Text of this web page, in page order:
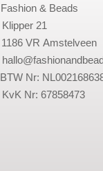
Fashion & Beads
Klipper 21
1186 VR Amstelveen
BTW Nr:
KvK Nr: 67858473